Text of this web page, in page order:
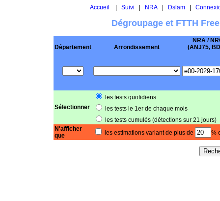
Accueil Suivi NRA| Dslam|
Dégroupage et FTTH
Département Arrondissement
NRA /
(ANJ75,
Sélectionner
les tests quotidiens
les tests le 1er de chaque mois
les tests cumulés (détections sur 21 jours)
N'afficher
que
les estimations variant de plus de %